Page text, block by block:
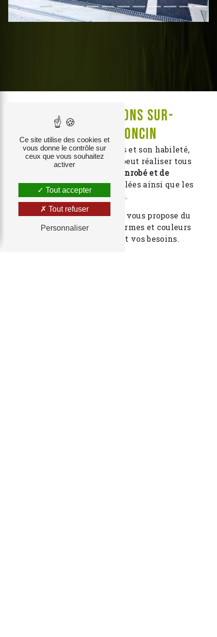
Des réalisations sur-
mesure à Poncin
Grâce à ses compétences et son habileté,
votreartisan terrassier
peut réaliser tous
d’enrobé et de
pavagepour les cours dallées ainsi que les
terrasses.
Bertenant TP dans l’Ain, vous propose du
pavage en différentes formes et couleurs
selon vos demandes et vos besoins.
Ce site utilise des cookies et
vous donne le contrôle sur
ceux que vous souhaitez
activer
Tout accepter
Tout refuser
Personnaliser